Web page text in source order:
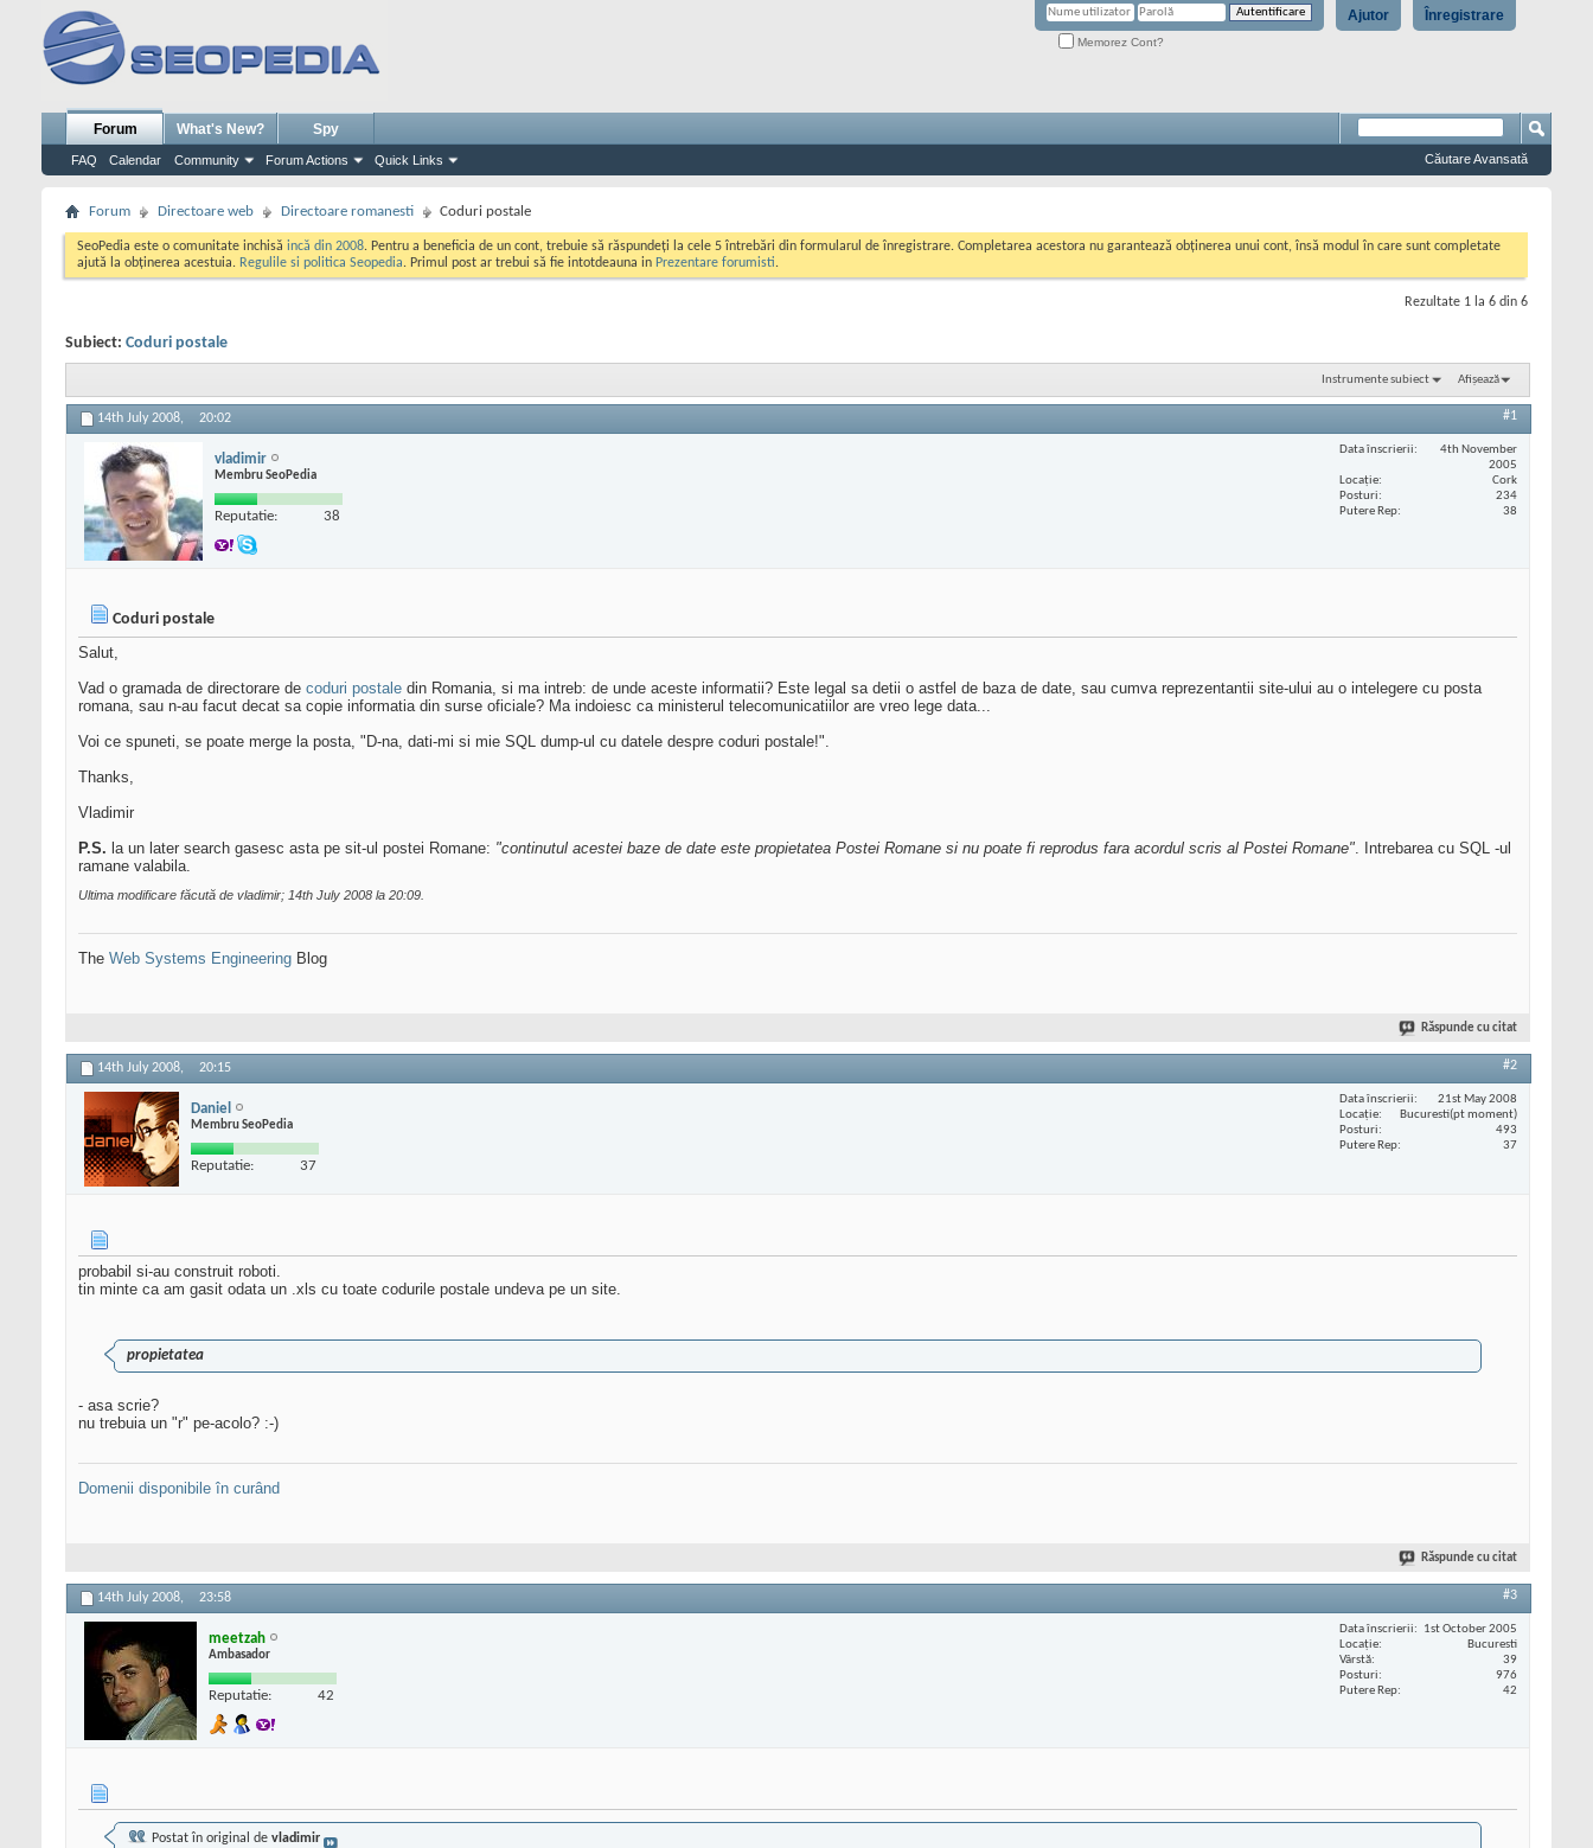
Înregistrare
Ajutor
Memorez Cont?
Forum
FAQ Calendar Community Forum Actions Quick Links
What's New? Spy
Căutare Avansată
Forum Directoare web Directoare romanesti Coduri postale
SeoPedia este o comunitate inchisă incă din 2008. Pentru a beneficia de un cont, trebuie să răspundeți la cele 5 întrebări din formularul de înregistrare. Completarea acestora nu garantează obținerea unui cont, însă modul în care sunt completate
ajută la obținerea acestuia. Regulile si politica Seopedia. Primul post ar trebui să fie intotdeauna in Prezentare forumisti.
Rezultate 1 la 6 din 6
Subiect: Coduri postale
Instrumente subiect Afișează
14th July 2008, 20:02 #1
vladimir
Membru SeoPedia
Reputatie: 38
Data înscrierii
4th November
2005
Locaţie
Cork
Posturi
234
Putere Rep
38
Coduri postale
Salut,
Vad o gramada de directorare de coduri postale din Romania, si ma intreb: de unde aceste informatii? Este legal sa detii o astfel de baza de date, sau cumva reprezentantii site-ului au o intelegere cu posta
romana, sau n-au facut decat sa copie informatia din surse oficiale? Ma indoiesc ca ministerul telecomunicatiilor are vreo lege data...
Voi ce spuneti, se poate merge la posta, "D-na, dati-mi si mie SQL dump-ul cu datele despre coduri postale!".
Thanks,
Vladimir
P.S. la un later search gasesc asta pe sit-ul postei Romane: "continutul acestei baze de date este propietatea Postei Romane si nu poate fi reprodus fara acordul scris al Postei Romane". Intrebarea cu SQL -ul
ramane valabila.
Ultima modificare făcută de vladimir; 14th July 2008 la 20:09
The Web Systems Engineering Blog
Răspunde cu citat
14th July 2008, 20:15 #2
Daniel
Membru SeoPedia
Reputatie: 37
Data înscrierii
21st May 2008
Locaţie
Bucuresti(pt moment)
Posturi
493
Putere Rep
37
probabil si-au construit roboti.
tin minte ca am gasit odata un .xls cu toate codurile postale undeva pe un site.
propietatea
- asa scrie?
nu trebuia un "r" pe-acolo? :-)
Domenii disponibile în curând
Răspunde cu citat
14th July 2008, 23:58 #3
meetzah
Ambasador
Reputatie: 42
Data înscrierii
1st October 2005
Locaţie
Bucuresti
Vârstă
39
Posturi
976
Putere Rep
42
Postat în original de vladimir